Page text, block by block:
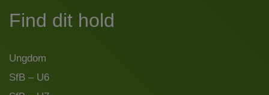
Find dit hold
Ungdom
SfB – U6